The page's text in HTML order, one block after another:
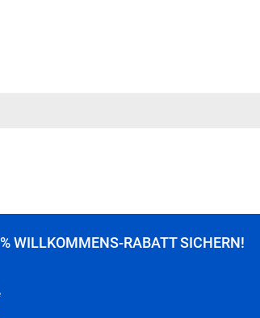
WILLKOMMENS-RABATT SICHERN!